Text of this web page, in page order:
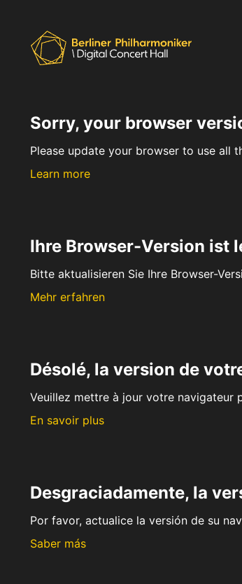
Sorry, your browser
Please update your browser to use all
Learn more
Ihre Browser-Version ist
Bitte aktualisieren Sie Ihre Browser-
Mehr erfahren
Désolé, la version de
Veuillez mettre à jour votre navigateur
En savoir plus
Desgraciadamente, la
Por favor, actualice la versión de su
Saber más